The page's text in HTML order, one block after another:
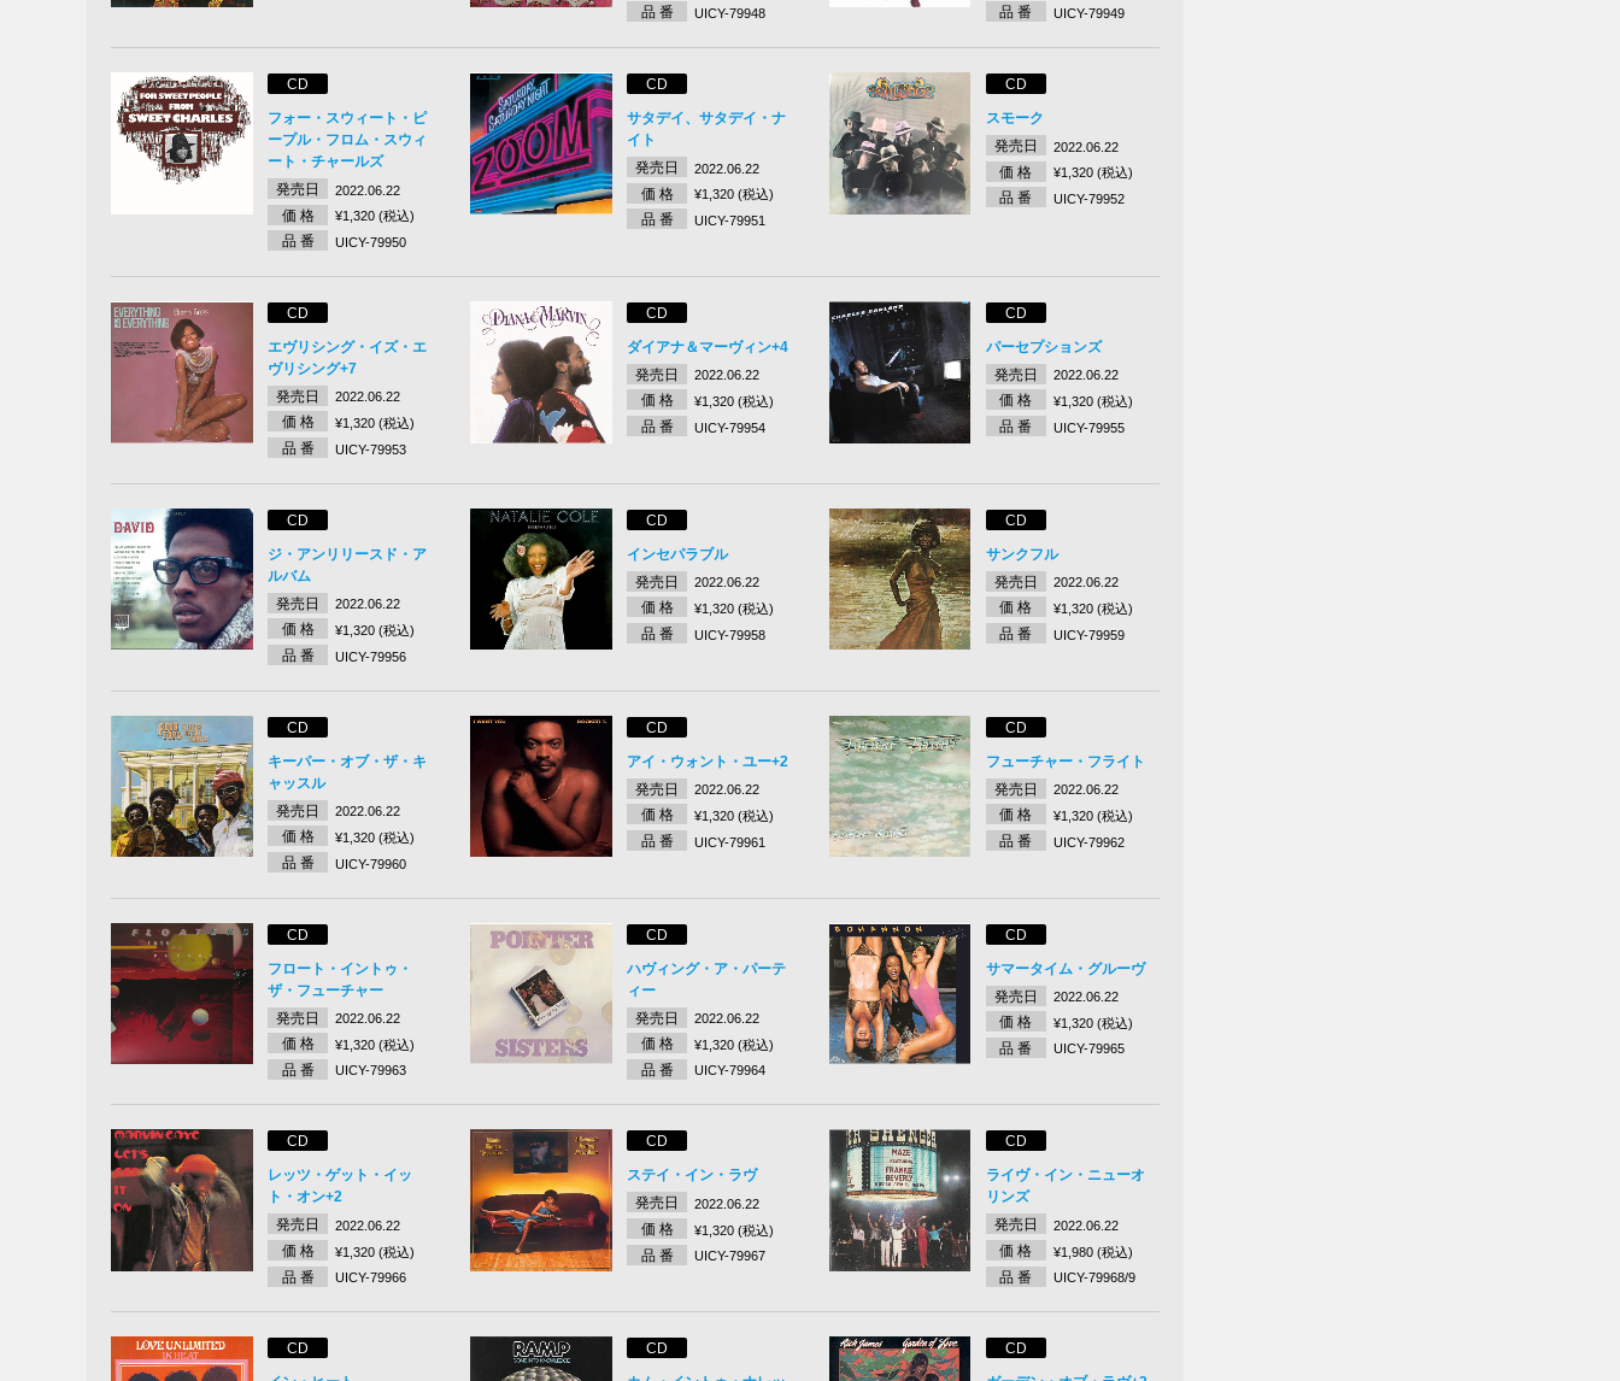
品 番 UICY-79948 品 番 UICY-79949
CD
フォー・スウィート・ピ
ープル・フロム・スウィ
ート・チャールズ
発売日
2022.06.22
価 格 ¥1,320 (税込)
品 番 UICY-79950
CD
サタデイ、サタデイ・ナ
イト
発売日
2022.06.22
価 格 ¥1,320 (税込)
品 番 UICY-79951
CD
スモーク
発売日
2022.06.22
価 格 ¥1,320 (税込)
品 番 UICY-79952
CD
エヴリシング・イズ・エ
ヴリシング+7
発売日
2022.06.22
価 格 ¥1,320 (税込)
品 番 UICY-79953
CD
ダイアナ＆マーヴィン+4
発売日
2022.06.22
価 格 ¥1,320 (税込)
品 番 UICY-79954
CD
パーセプションズ
発売日
2022.06.22
価 格 ¥1,320 (税込)
品 番 UICY-79955
CD
ジ・アンリリースド・ア
ルバム
発売日
2022.06.22
価 格 ¥1,320 (税込)
品 番 UICY-79956
CD
インセパラブル
発売日
2022.06.22
価 格 ¥1,320 (税込)
品 番 UICY-79958
CD
サンクフル
発売日
2022.06.22
価 格 ¥1,320 (税込)
品 番 UICY-79959
CD
キーパー・オブ・ザ・キ
ャッスル
発売日
2022.06.22
価 格 ¥1,320 (税込)
品 番 UICY-79960
CD
アイ・ウォント・ユー+2
発売日
2022.06.22
価 格 ¥1,320 (税込)
品 番 UICY-79961
CD
フューチャー・フライト
発売日
2022.06.22
価 格 ¥1,320 (税込)
品 番 UICY-79962
CD
フロート・イントゥ・
ザ・フューチャー
発売日
2022.06.22
価 格 ¥1,320 (税込)
品 番 UICY-79963
CD
ハヴィング・ア・パーテ
ィー
発売日
2022.06.22
価 格 ¥1,320 (税込)
品 番 UICY-79964
CD
サマータイム・グルーヴ
発売日
2022.06.22
価 格 ¥1,320 (税込)
品 番 UICY-79965
CD
レッツ・ゲット・イッ
ト・オン+2
発売日
2022.06.22
価 格 ¥1,320 (税込)
品 番 UICY-79966
CD
ステイ・イン・ラヴ
発売日
2022.06.22
価 格 ¥1,320 (税込)
品 番 UICY-79967
CD
ライヴ・イン・ニューオ
リンズ
発売日
2022.06.22
価 格 ¥1,980 (税込)
品 番 UICY-79968/9
CD
CD
CD